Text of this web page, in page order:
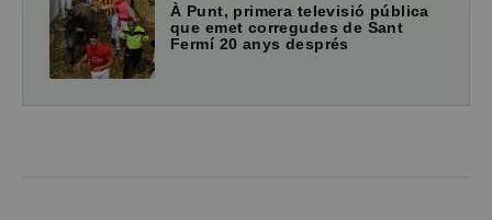
À Punt, primera televisió pública
que emet corregudes de Sant
Fermí 20 anys després